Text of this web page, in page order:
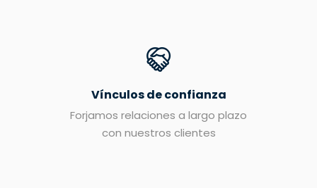
Vínculos de confianza
Forjamos relaciones a largo plazo
con nuestros clientes